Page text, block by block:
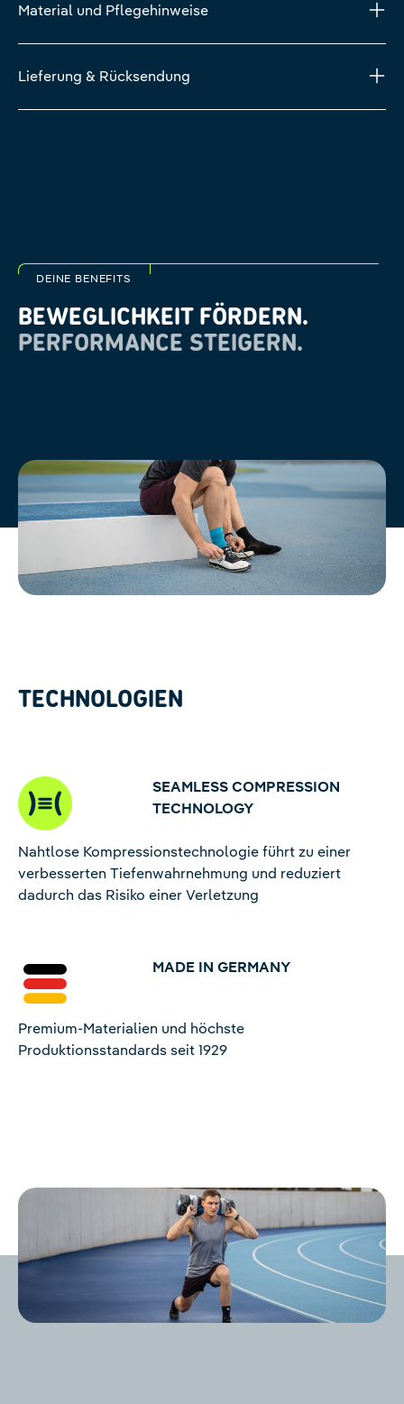
Material und Pflegehinweise
Lieferung & Rücksendung
DEINE BENEFITS
BEWEGLICHKEIT FÖRDERN.
PERFORMANCE STEIGERN.
TECHNOLOGIEN
SEAMLESS COMPRESSION
TECHNOLOGY
Nahtlose Kompressionstechnologie führt zu einer
verbesserten Tiefenwahrnehmung und reduziert
dadurch das Risiko einer Verletzung
MADE IN GERMANY
Premium-Materialien und höchste
Produktionsstandards seit 1929